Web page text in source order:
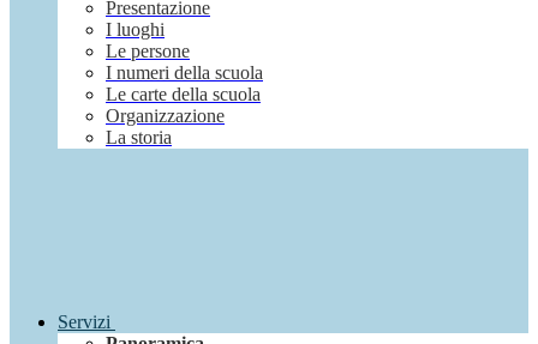
Presentazione
I luoghi
Le persone
I numeri della scuola
Le carte della scuola
Organizzazione
La storia
Servizi